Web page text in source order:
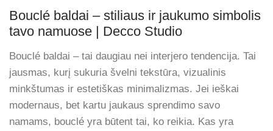
Bouclé baldai – stiliaus ir jaukumo simbolis
tavo namuose | Decco Studio
Bouclé baldai – tai daugiau nei interjero tendencija. Tai
jausmas, kurį sukuria švelni tekstūra, vizualinis
minkštumas ir estetiškas minimalizmas. Jei ieškai
modernaus, bet kartu jaukaus sprendimo savo
namams, bouclé yra būtent tai, ko reikia. Kas yra